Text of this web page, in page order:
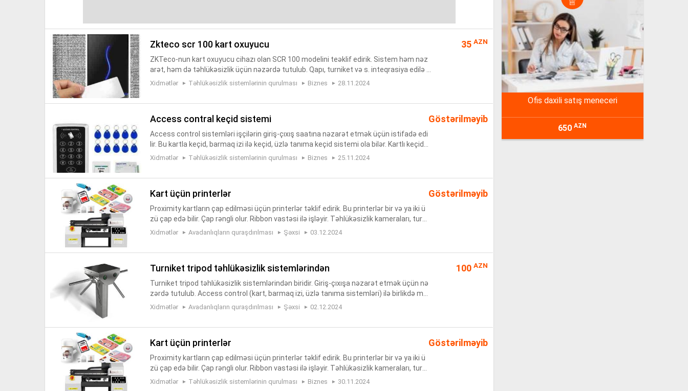
ofis daxili satış meneceri
650AZN
zkteco scr 100 kart oxuyucu
ZKTeco-nun kart oxuyucu cihazı olan SCR 100 modelini teəklif edirik. Sistem həm nəz
arət, həm də təhlükəsizlik üçün nəzərdə tutulub. Qapı, turniket və s. inteqrasiya edilə b
ilər. Girişə icazəsi olacaq hər bir şəxsə kart təqdim edilir. Kartın üzərində ...
Xidmətlər Təhlükəsizlik sistemlərinin qurulması Biznes 28.11.2024
35 AZN
access contral keçid sistemi
Access control sistemləri işçilərin giriş-çıxış saatına nəzarət etmək üçün istifadə edi
lir. Bu kartla keçid, barmaq izi ilə keçid, üzlə tanıma keçid sistemi ola bilər. Kartlı keçid
sistemlərində kartlardan istifadə edilir. Hər bir əməkdaşa xüsusi nöm...
Xidmətlər Təhlükəsizlik sistemlərinin qurulması Biznes 25.11.2024
Göstərilməyib
kart üçün printerlər
Proximity kartların çap edilməsi üçün printerlər təklif edirik. Bu printerlər bir və ya iki ü
zü çap edə bilir. Çap rəngli olur. Ribbon vastəsi ilə işləyir. Təhlükəsizlik kameraları, turni
ket, tripod turniket, təkayaqlı turniket, cütayaqlı turniket, f...
Xidmətlər Avadanlıqların quraşdırılması Şəxsi 03.12.2024
Göstərilməyib
turniket tripod təhlükəsizlik sistemlərindən
Turniket tripod təhlükəsizlik sistemlərindən biridir. Giriş-çıxışa nəzarət etmək üçün nə
zərdə tutulub. Access control (kart, barmaq izi, üzlə tanıma sistemləri) ilə birlikdə mük
əmməl nəzarət və təhlükəsizlik sistemi olur. Çöl və ya daxili şəraitə uyğ...
Xidmətlər Avadanlıqların quraşdırılması Şəxsi 02.12.2024
100 AZN
kart üçün printerlər
Proximity kartların çap edilməsi üçün printerlər təklif edirik. Bu printerlər bir və ya iki ü
zü çap edə bilir. Çap rəngli olur. Ribbon vastəsi ilə işləyir. Təhlükəsizlik kameraları, turni
ket, tripod turniket, təkayaqlı turniket, cütayaqlı turniket, f...
Xidmətlər Təhlükəsizlik sistemlərinin qurulması Biznes 30.11.2024
Göstərilməyib